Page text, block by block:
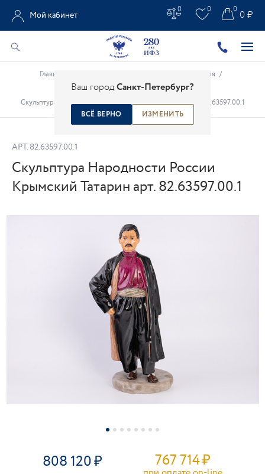
Ваш городСанкт-Петербург?
ВСЁ ВЕРНО ИЗМЕНИТЬ
Мой кабинет
0 0 0 ₽
0
Главная Высокохудожественные изделия /
Народности России /
Скульптура Народности России Крымский Татарин арт. 82.63597.00.1
АРТ. 82.63597.00.1
Скульптура Народности России
Крымский Татарин арт. 82.63597.00.1
808 120 767 714₽